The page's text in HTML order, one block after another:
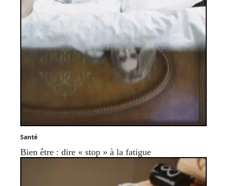
Santé
Bien être : dire « stop » à la fatigue